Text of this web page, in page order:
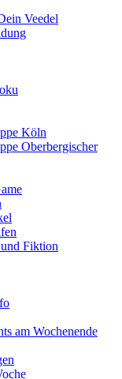
Veedel
Köln
Oberbergischer
Fiktion
am Wochenende